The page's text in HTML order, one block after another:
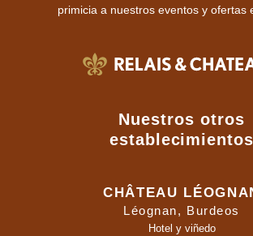
primicia a nuestros eventos y ofertas
Nuestros otros
establecimientos
CHÂTEAU
Léognan, Burdeos
Hotel y viñedo